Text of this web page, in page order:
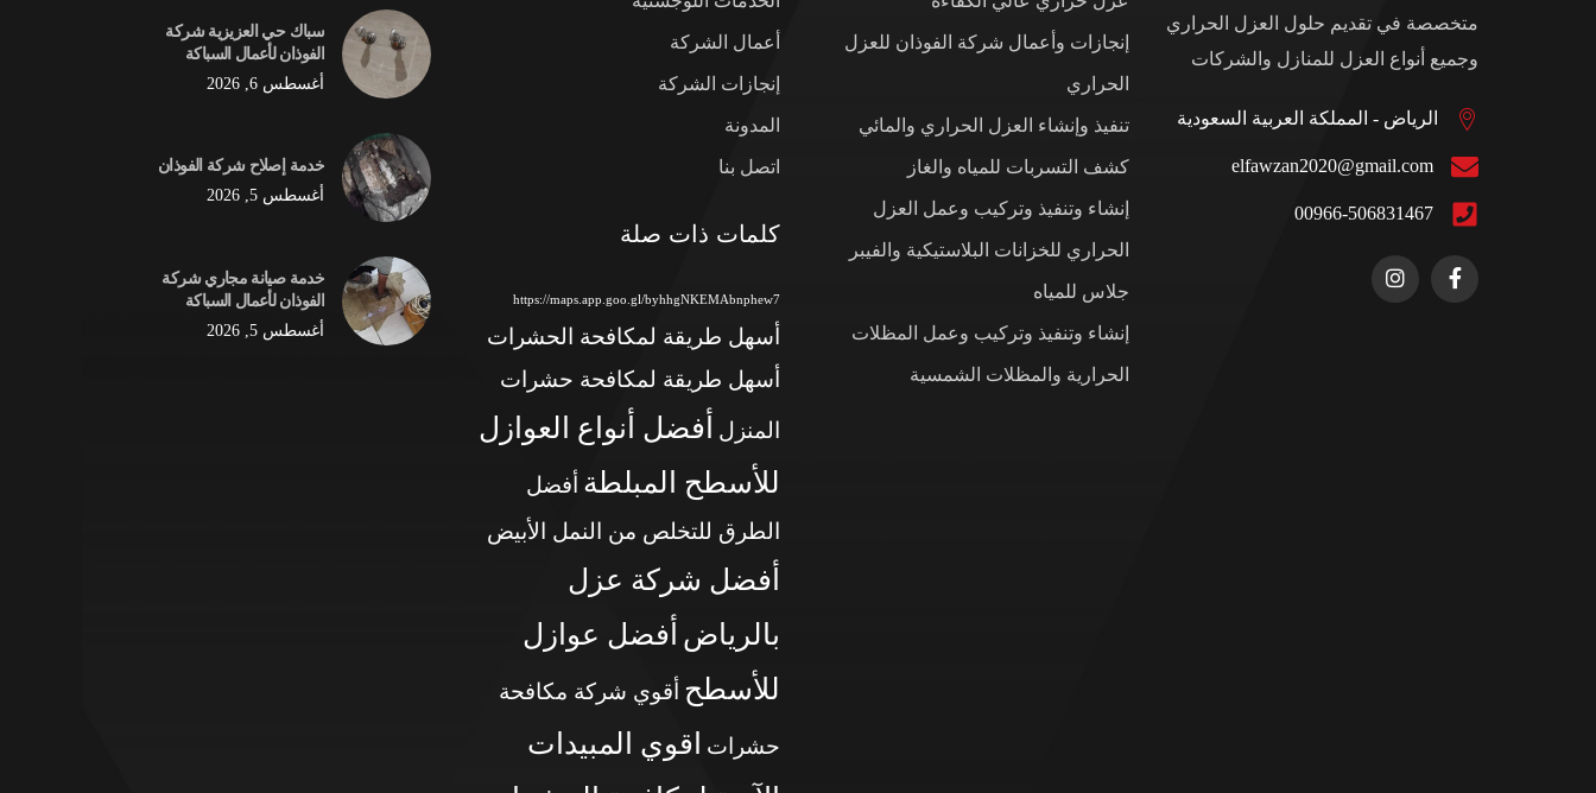
متخصصة في تقديم حلول العزل الحراري
وجميع أنواع العزل للمنازل والشركات
الرياض - المملكة العربية السعودية
elfawzan2020@gmail.com
00966-506831467
إنجازات وأعمال شركة الفوذان للعزل
الحراري
تنفيذ وإنشاء العزل الحراري والمائي
كشف التسربات للمياه والغاز
إنشاء وتنفيذ وتركيب وعمل العزل
الحراري للخزانات البلاستيكية والفيبر
جلاس للمياه
إنشاء وتنفيذ وتركيب وعمل المظلات
الحرارية والمظلات الشمسية
أعمال الشركة
إنجازات الشركة
المدونة
اتصل بنا
كلمات ذات صلة
https://maps.app.goo.gl/byhhgNKEMAbnphew7
أسهل طريقة لمكافحة الحشرات
أسهل طريقة لمكافحة حشرات
المنزل
أفضل أنواع العوازل
للأسطح المبلطة أفضل
الطرق للتخلص من النمل الأبيض
أفضل شركة عزل
بالرياض أفضل عوازل
للأسطح أقوي شركة مكافحة
حشرات
اقوي المبيدات
سباك حي العزيزية شركة
الفوذان لأعمال السباكة
أغسطس 6, 2026
خدمة إصلاح شركة الفوذان
أغسطس 5, 2026
خدمة صيانة مجاري شركة
الفوذان لأعمال السباكة
أغسطس 5, 2026